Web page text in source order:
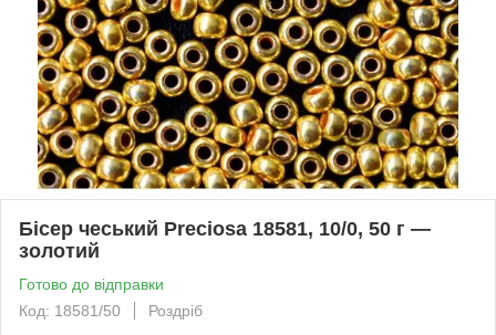
Бісер чеський Preciosa 18581, 10/0, 50 г —
золотий
Готово до відправки
Код: 18581/50
Роздріб